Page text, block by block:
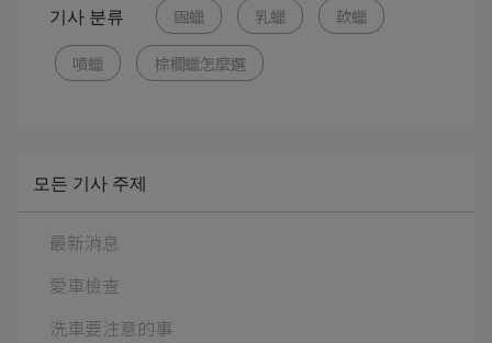
기사 분류 固蠟 乳蠟 軟蠟
噴蠟 棕櫚蠟怎麼選
모든 기사 주제
最新消息
愛車檢查
洗車要注意的事